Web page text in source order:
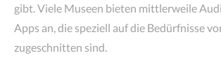
gibt. Viele Museen bieten mittlerweile
Apps an, die speziell auf die Bedürfnisse
zugeschnitten sind.